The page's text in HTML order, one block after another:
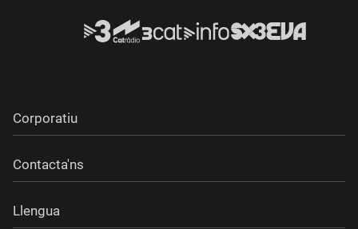
Corporatiu
Contacta'ns
Llengua